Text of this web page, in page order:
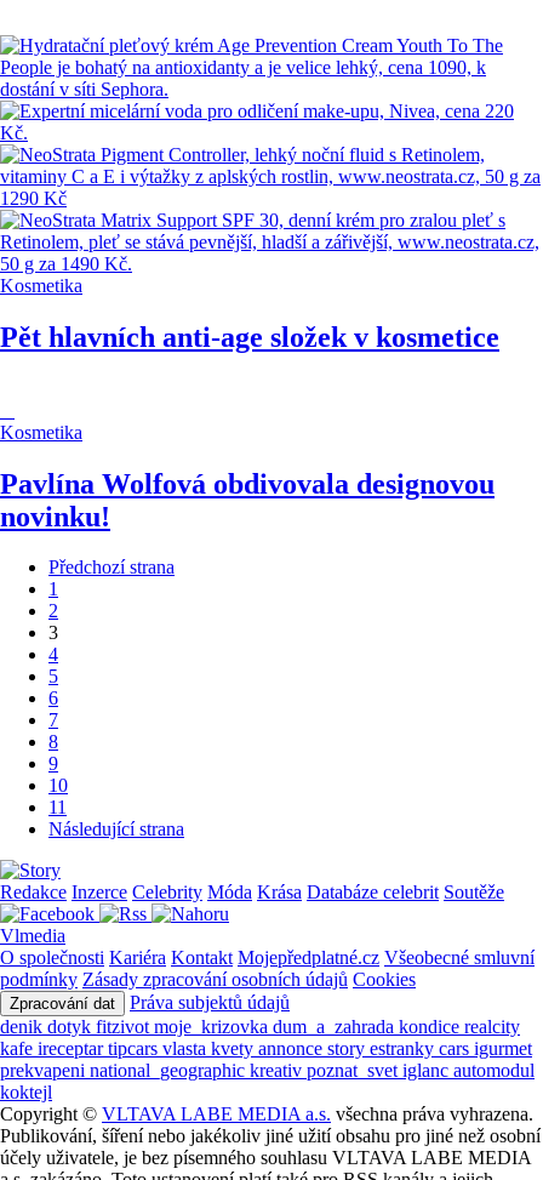
Kosmetika
Pět hlavních anti-age složek v kosmetice
Kosmetika
Pavlína Wolfová obdivovala designovou
novinku!
Předchozí strana
1
2
3
4
5
6
7
8
9
10
11
Následující strana
Redakce Inzerce Celebrity Móda Krása Databáze celebrit Soutěže
Vlmedia
O společnosti Kariéra Kontakt Mojepředplatné.cz Všeobecné smluvní
podmínky Zásady zpracování osobních údajů Cookies
Zpracování dat
Práva subjektů údajů
denik dotyk fitzivotmoje_krizovka dum_a_zahrada kondice realcity
kafe ireceptartipcars vlasta kvety annonce story estranky cars igurmet
prekvapeni national_geographic kreativ poznat_svetiglanc automodul
koktejl
Copyright © VLTAVA LABE MEDIA a.s. všechna práva vyhrazena.
Publikování, šíření nebo jakékoliv jiné užití obsahu pro jiné než osobní
účely uživatele, je bez písemného souhlasu VLTAVA LABE MEDIA